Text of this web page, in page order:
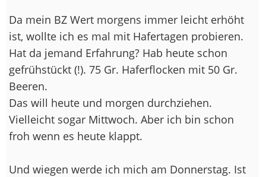
Da mein BZ Wert morgens immer leicht erhöht
ist, wollte ich es mal mit Hafertagen probieren.
Hat da jemand Erfahrung? Hab heute schon
gefrühstückt (!). 75 Gr. Haferflocken mit 50 Gr.
Beeren.
Das will heute und morgen durchziehen.
Vielleicht sogar Mittwoch. Aber ich bin schon
froh wenn es heute klappt.
Und wiegen werde ich mich am Donnerstag. Ist